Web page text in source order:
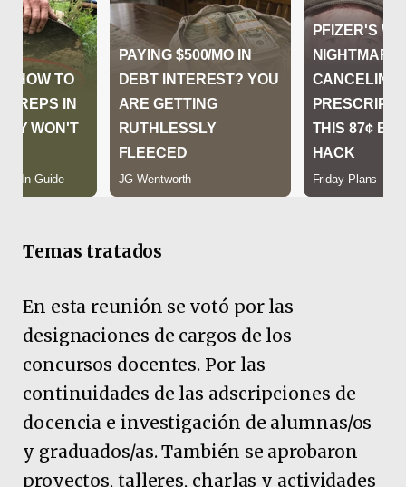
Temas tratados
En esta reunión se votó por las
designaciones de cargos de los
concursos docentes. Por las
continuidades de las adscripciones de
docencia e investigación de alumnas/os
y graduados/as. También se aprobaron
proyectos, talleres, charlas y actividades